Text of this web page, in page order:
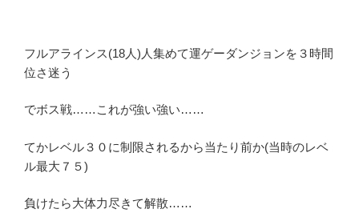
フルアラインス(18人)人集めて運ゲーダンジョンを３時間
位さ迷う
でボス戦……これが強い強い……
てかレベル３０に制限されるから当たり前か(当時のレベ
ル最大７５)
負けたら大体力尽きて解散……